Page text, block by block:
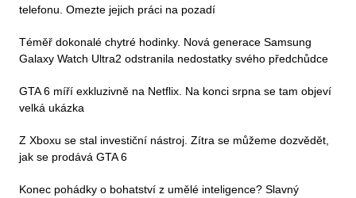
telefonu. Omezte jejich práci na pozadí
Téměř dokonalé chytré hodinky. Nová generace Samsung
Galaxy Watch Ultra2 odstranila nedostatky svého předchůdce
GTA 6 míří exkluzivně na Netflix. Na konci srpna se tam objeví
velká ukázka
Z Xboxu se stal investiční nástroj. Zítra se můžeme dozvědět,
jak se prodává GTA 6
Konec pohádky o bohatství z umělé inteligence? Slavný